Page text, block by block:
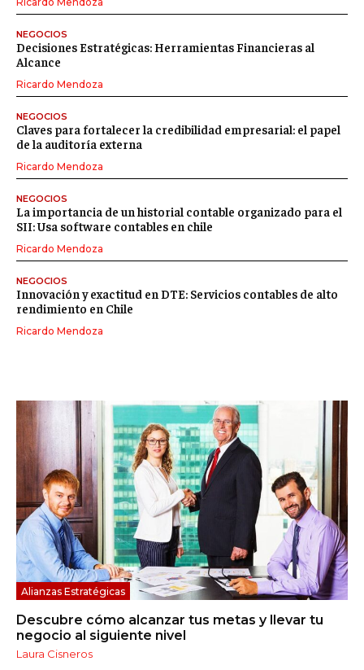
Alianzas Estratégicas
Descubre cómo alcanzar tus metas y llevar tu
negocio al siguiente nivel
Laura Cisneros
NEGOCIOS
Decisiones Estratégicas: Herramientas Financieras al
Alcance
Ricardo Mendoza
NEGOCIOS
Claves para fortalecer la credibilidad empresarial: el papel
de la auditoría externa
Ricardo Mendoza
NEGOCIOS
La importancia de un historial contable organizado para el
SII: Usa software contables en chile
Ricardo Mendoza
NEGOCIOS
Innovación y exactitud en DTE: Servicios contables de alto
rendimiento en Chile
Ricardo Mendoza